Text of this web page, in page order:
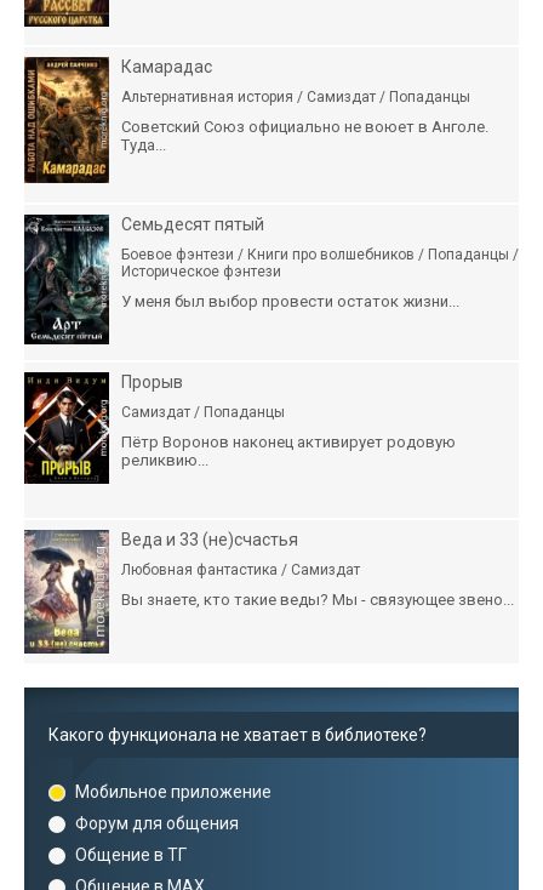
Камарадас
Альтернативная история / Самиздат / Попаданцы
Советский Союз официально не воюет в Анголе.
Туда...
Семьдесят пятый
Боевое фэнтези / Книги про волшебников / Попаданцы /
Историческое фэнтези
У меня был выбор провести остаток жизни...
Прорыв
Самиздат / Попаданцы
Пётр Воронов наконец активирует родовую
реликвию...
Веда и 33 (не)счастья
Любовная фантастика / Самиздат
Вы знаете, кто такие веды? Мы - связующее звено...
Какого функционала не хватает в библиотеке?
Мобильное приложение
Форум для общения
Общение в ТГ